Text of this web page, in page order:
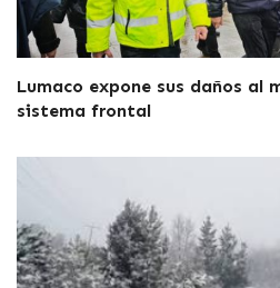
Lumaco expone sus daños al
sistema frontal